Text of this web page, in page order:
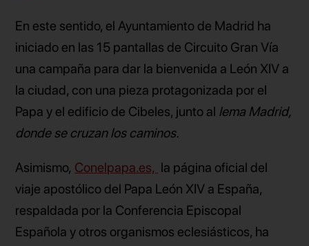
En este sentido, el Ayuntamiento de Madrid ha
iniciado en las 15 pantallas de Circuito Gran Vía
una campaña para dar la bienvenida a León XIV a
la ciudad, con una pieza protagonizada por el
Papa y el edificio de Cibeles, junto al lema Madrid,
donde se cruzan los caminos.
Asimismo, Conelpapa.es, la página oficial del
viaje apostólico del Papa León XIV a España,
respaldada por la Conferencia Episcopal
Española y otros organismos eclesiásticos, ha